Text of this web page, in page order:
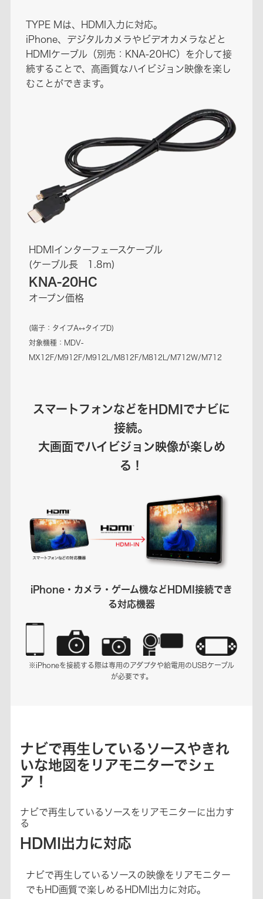
TYPE Mは、HDMI入力に対応。
iPhone、デジタルカメラやビデオカメラなどと
HDMIケーブル（別売：KNA-20HC）を介して接
続することで、高画質なハイビジョン映像を楽し
むことができます。
HDMIインターフェースケーブル
(ケーブル長 1.8m)
KNA-20HC
オープン価格
(端子：タイプA↔タイプD)
対象機種：MDV-
MX12F/M912F/M912L/M812F/M812L/M712W/M712
スマートフォンなどをHDMIでナビに
接続。
大画面でハイビジョン映像が楽しめ
る！
※iPhoneを接続する際は専用のアダプタや給電用のUSBケーブル
が必要です。
iPhone・カメラ・ゲーム機などHDMI接続でき
る対応機器
ナビで再生しているソースやきれ
いな地図をリアモニターでシェ
ア！
ナビで再生しているソースをリアモニターに出力す
る
HDMI出力に対応
ナビで再生しているソースの映像をリアモニター
でもHD画質で楽しめるHDMI出力に対応。